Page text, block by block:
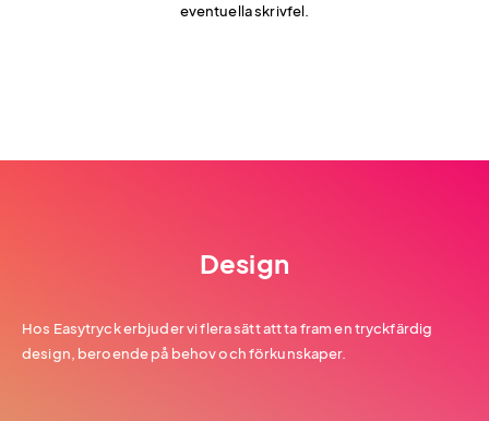
eventuella skrivfel.
Design
Hos Easytryck erbjuder vi flera sätt att ta fram en tryckfärdig
design, beroende på behov och förkunskaper.